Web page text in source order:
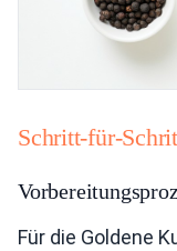
Schritt-für-
Für die Goldene